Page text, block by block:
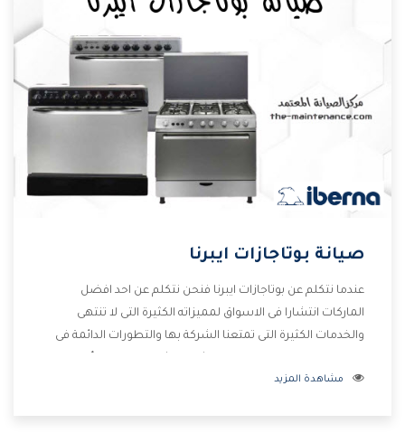
صيانة بوتاجازات ايبرنا
عندما نتكلم عن بوتاجازات ايبرنا فنحن نتكلم عن احد افضل
الماركات انتشارا فى الاسواق لمميزاته الكثيرة التى لا تنتهى
والخدمات الكثيرة التى تمتعنا الشركة بها والتطورات الدائمة فى
تختلف اسعارها لكى تستطيع اختيار الافضل لها وسنوضح لكم
مشاهدة المزيد